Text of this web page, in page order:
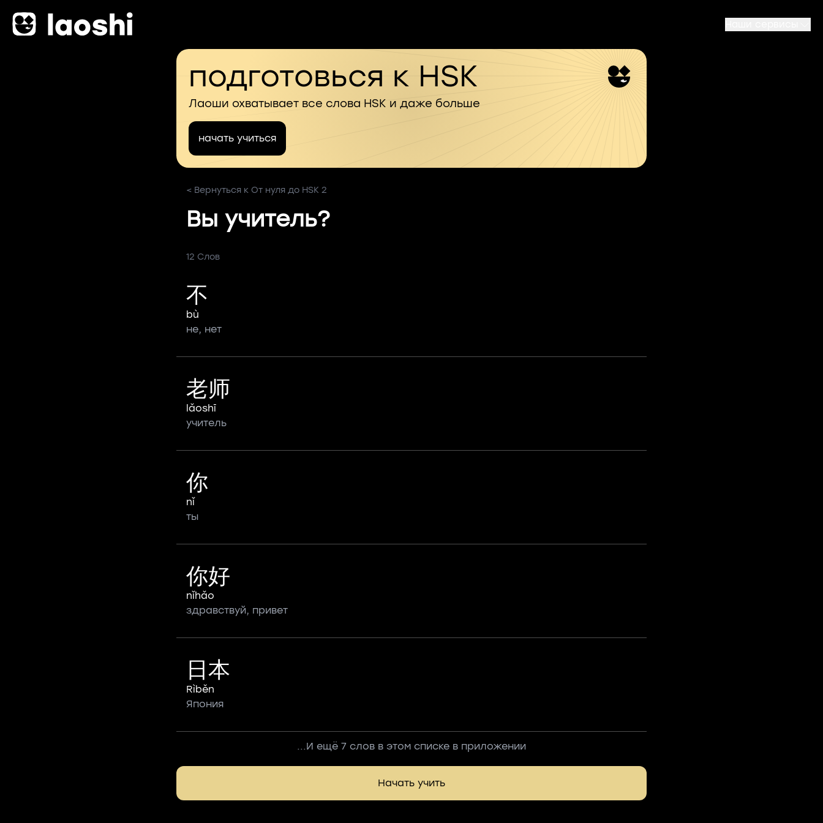
подготовься к HSK
Лаоши охватывает все слова HSK и даже больше
начать учиться
< Вернуться к От нуля до HSK 2
Вы учитель?
12 Слов
不
bù
не, нет
老师
lǎoshī
учитель
你
nǐ
ты
你好
nǐhǎo
здравствуй, привет
日本
Rìběn
Япония
...И ещё 7 слов в этом списке в приложении
Начать учить